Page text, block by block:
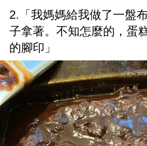
2.「我媽媽給我做了一盤
子拿著。不知怎麼的，蛋
的腳印」